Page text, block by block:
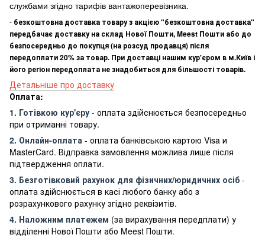
службами згідно тарифів вантажоперевізника.
- безкоштовна доставка товару з акцією "безкоштовна доставка"
передбачає доставку на склад Нової Пошти, Meest Пошти або до
безпосередньо до покупця (на розсуд продавця) після
передоплати 20% за товар. При доставці нашим кур'єром в м.Київ і
його регіон передоплата не знадобиться для більшості товарів.
Детальніше про доставку
Оплата:
1. Готівкою кур'єру - оплата здійснюється безпосередньо
при отриманні товару.
2. Онлайн-оплата - оплата банківською картою Visa и
MasterCard. Відправка замовлення можлива лише після
підтвердження оплати.
3. Безготівковий рахунок для фізичних/юридичних осіб -
оплата здійснюється в касі любого банку або з
розрахункового рахунку згідно реквізитів.
4. Наложним платежем (за вирахування передплати) у
відділенні Нової Пошти або Meest Пошти.